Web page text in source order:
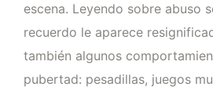
escena. Leyendo sobre abuso
recuerdo le aparece
también algunos
pubertad: pesadillas, juegos